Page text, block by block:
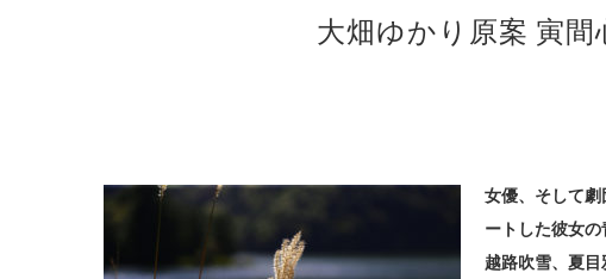
大畑ゆかり原案 寅間
女優、そして
ートした彼女
越路吹雪、夏目